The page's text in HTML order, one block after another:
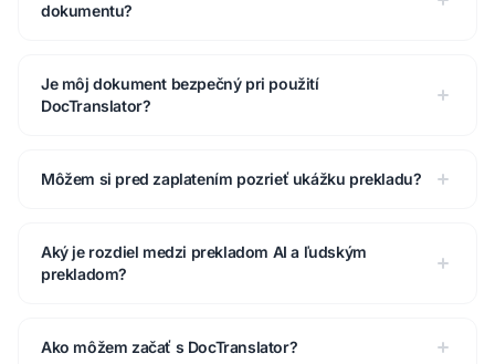
dokumentu?
Je môj dokument bezpečný pri použití
DocTranslator?
Môžem si pred zaplatením pozrieť ukážku prekladu?
Aký je rozdiel medzi prekladom AI a ľudským
prekladom?
Ako môžem začať s DocTranslator?